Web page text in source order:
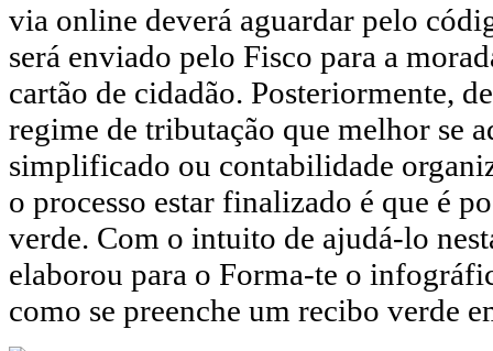
via online deverá aguardar pelo
será enviado pelo Fisco para a
cartão de cidadão. Posteriormente,
regime de tributação que melhor se
simplificado ou contabilidade
o processo estar finalizado é que é
verde. Com o intuito de ajudá-lo
elaborou para o Forma-te o
como se preenche um recibo verde